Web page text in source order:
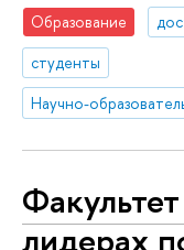
Образование
студенты
лидерах